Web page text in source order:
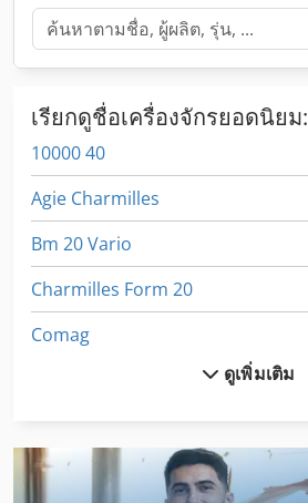
เรียกดูชื่อเครื่องจักรยอดนิยม:
10000 40
Agie Charmilles
Bm 20 Vario
Charmilles Form 20
Comag
Frm D Midi
ดูเพิ่มเติม